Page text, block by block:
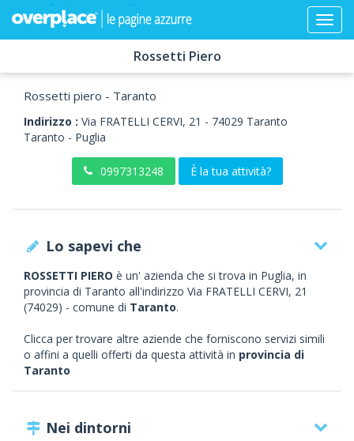
Rossetti Piero
Rossetti piero - Taranto
Indirizzo : Via FRATELLI CERVI, 21 - 74029 Taranto
Taranto - Puglia
0997313248 È la tua attività?
Lo sapevi che
ROSSETTI PIERO è un' azienda che si trova in Puglia, in
provincia di Taranto all'indirizzo Via FRATELLI CERVI, 21
(74029) - comune di Taranto.
Clicca per trovare altre aziende che forniscono servizi simili
o affini a quelli offerti da questa attività in provincia di
Taranto
Nei dintorni